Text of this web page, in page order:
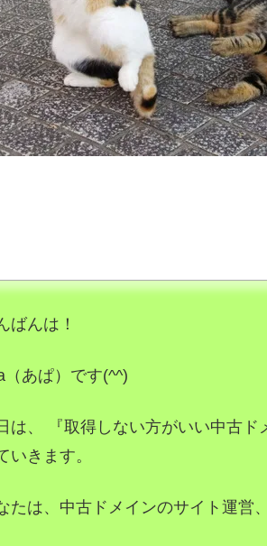
ばんは！
（あぱ）です(^^)
は、 『取得しない方がいい中古
いきます。
たは、中古ドメインのサイト運営